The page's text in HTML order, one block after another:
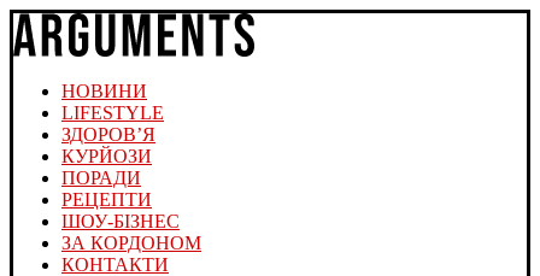
НОВИНИ
LIFESTYLE
ЗДОРОВ’Я
КУРЙОЗИ
ПОРАДИ
РЕЦЕПТИ
ШОУ-БІЗНЕС
ЗА КОРДОНОМ
КОНТАКТИ